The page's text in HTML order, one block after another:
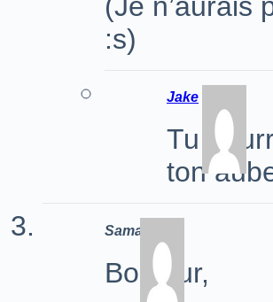
:s)
Jake
Tu
ton
Samantha
Bonjour,